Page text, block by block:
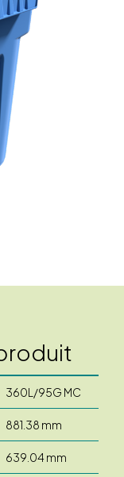
360L/95G MC
881.38 mm
639.04 mm